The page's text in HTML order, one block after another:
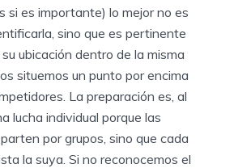
si es importante) lo mejor no es
sino que es pertinente
ubicación dentro de la misma
situemos un punto por encima
La preparación es, al
lucha individual porque las
por grupos, sino que cada
la suya. Si no reconocemos el